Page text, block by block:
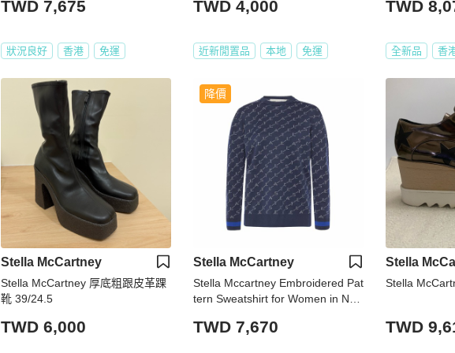
TWD 7,675
狀況良好 香港 免運
TWD 4,000
近新閒置品 本地 免運
TWD
全新品 香
Stella McCartney
Stella McCartney 厚底粗跟皮革踝
靴 39/24.5
TWD 6,000
降價
Stella McCartney
Stella Mccartney Embroidered Pat
tern Sweatshirt for Women in Nav
4)
TWD 7,670
Stella
Stella
TWD